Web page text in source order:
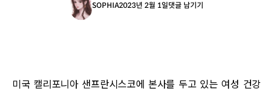
SOPHIA2023년 2월 1일댓글 남기기
미국 캘리포니아 샌프란시스코에 본사를 두고 있는 여성 건강